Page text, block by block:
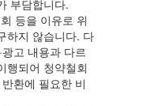
부담합니다.
등을 이유로 위
하지 않습니다. 다
고 내용과 다르
행되어 청약철회
환에 필요한 비